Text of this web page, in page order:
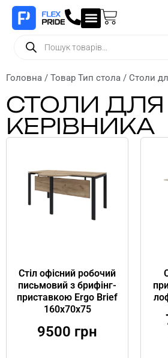
Головна / Товар Тип стола / Столи
СТОЛИ ДЛЯ
КЕРІВНИКА
Стіл офісний робочий
письмовий з брифінг-
приставкою Ergo Brief
160х70х75
9500 грн